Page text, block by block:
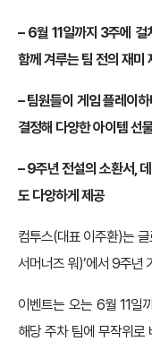
– 6월 11일까지 3주에 걸
함께 겨루는 팀 전의 재미
– 팀원들이 게임 플레이
결정해 다양한 아이템 선
– 9주년 전설의 소환서,
도 다양하게 제공
컴투스(대표 이주환)는
서머너즈 워)’에서 9주년
이벤트는 오는 6월 11일
해당 주차 팀에 무작위로